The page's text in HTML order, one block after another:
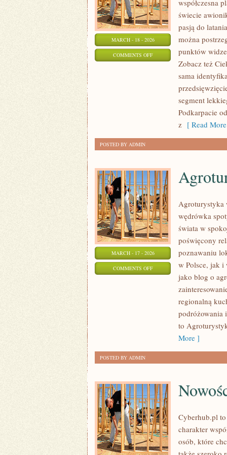
MARCH - 18 - 2026
COMMENTS OFFON
KOSMONAUTYKA
SUBORBITALNE
współczesna
świecie
pasją do
można
punktów
Zobacz też
sama
segment
Podkarpacie
z [ Read
POSTED BY ADMIN
MARCH - 17 - 2026
COMMENTS OFFON
AGROTURYSTYKA
ZAKOCHANYCH
Agroturystyka
wędrówka
świata w
poświęcony
poznawaniu
w Polsce, jak i
jako blog o
regionalną
podróżowania
to
More ]
POSTED BY ADMIN
Cyberhub.pl
charakter
osób, które